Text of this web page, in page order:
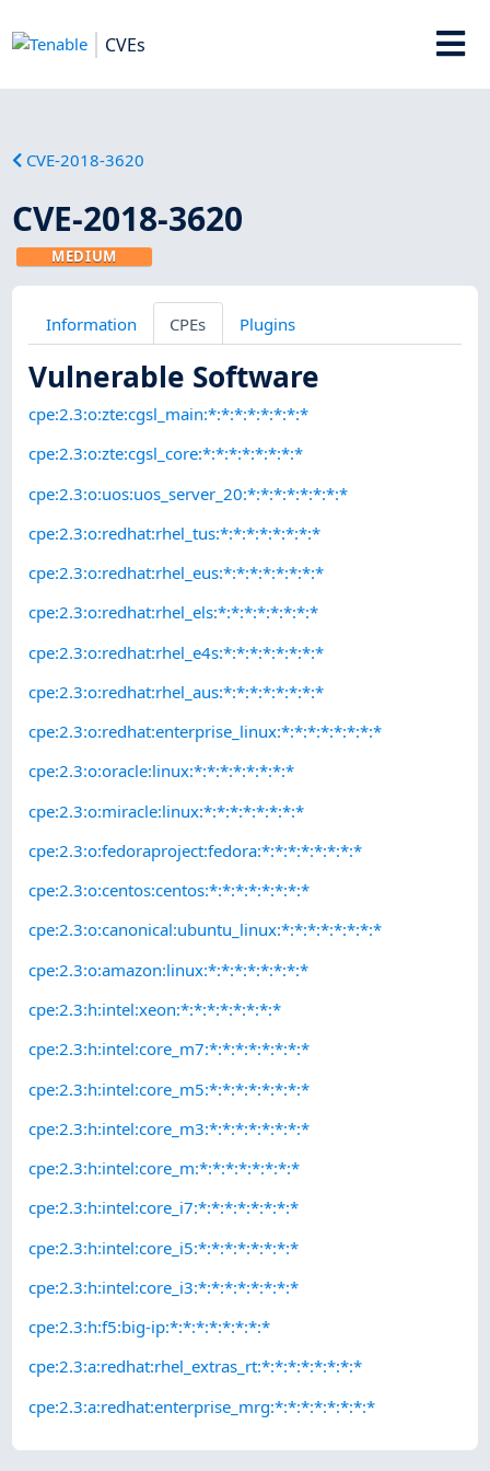
CVEs
CVE-2018-3620
CVE-2018-3620
MEDIUM
Information CPEs Plugins
Vulnerable Software
cpe:2.3:o:zte:cgsl_main:*:*:*:*:*:*:*:*
cpe:2.3:o:zte:cgsl_core:*:*:*:*:*:*:*:*
cpe:2.3:o:uos:uos_server_20:*:*:*:*:*:*:*:*
cpe:2.3:o:redhat:rhel_tus:*:*:*:*:*:*:*:*
cpe:2.3:o:redhat:rhel_eus:*:*:*:*:*:*:*:*
cpe:2.3:o:redhat:rhel_els:*:*:*:*:*:*:*:*
cpe:2.3:o:redhat:rhel_e4s:*:*:*:*:*:*:*:*
cpe:2.3:o:redhat:rhel_aus:*:*:*:*:*:*:*:*
cpe:2.3:o:redhat:enterprise_linux:*:*:*:*:*:*:*:*
cpe:2.3:o:oracle:linux:*:*:*:*:*:*:*:*
cpe:2.3:o:miracle:linux:*:*:*:*:*:*:*:*
cpe:2.3:o:fedoraproject:fedora:*:*:*:*:*:*:*:*
cpe:2.3:o:centos:centos:*:*:*:*:*:*:*:*
cpe:2.3:o:canonical:ubuntu_linux:*:*:*:*:*:*:*:*
cpe:2.3:o:amazon:linux:*:*:*:*:*:*:*:*
cpe:2.3:h:intel:xeon:*:*:*:*:*:*:*:*
cpe:2.3:h:intel:core_m7:*:*:*:*:*:*:*:*
cpe:2.3:h:intel:core_m5:*:*:*:*:*:*:*:*
cpe:2.3:h:intel:core_m3:*:*:*:*:*:*:*:*
cpe:2.3:h:intel:core_m:*:*:*:*:*:*:*:*
cpe:2.3:h:intel:core_i7:*:*:*:*:*:*:*:*
cpe:2.3:h:intel:core_i5:*:*:*:*:*:*:*:*
cpe:2.3:h:intel:core_i3:*:*:*:*:*:*:*:*
cpe:2.3:h:f5:big-ip:*:*:*:*:*:*:*:*
cpe:2.3:a:redhat:rhel_extras_rt:*:*:*:*:*:*:*:*
cpe:2.3:a:redhat:enterprise_mrg:*:*:*:*:*:*:*:*